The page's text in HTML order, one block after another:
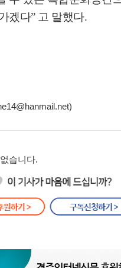
겠다” 고 말했다.
습니다.